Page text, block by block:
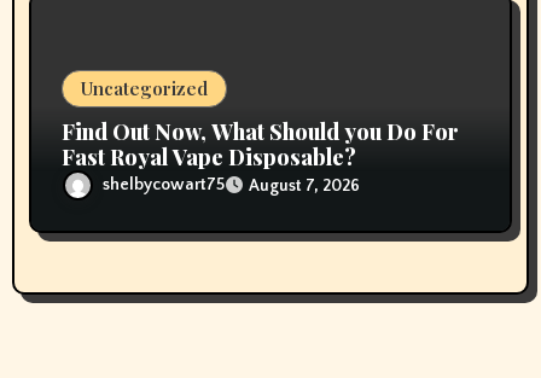
Uncategorized
Find Out Now, What Should you Do For
Fast Royal Vape Disposable?
shelbycowart75 August 7, 2026